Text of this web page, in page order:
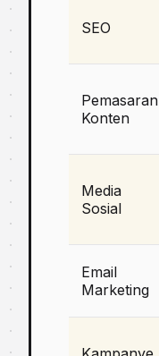
SEO
Pemasaran
Konten
Media
Sosial
Email
Marketing